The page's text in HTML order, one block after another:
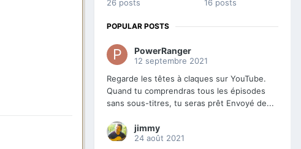
26 posts
16 posts
POPULAR POSTS
PowerRanger
12 septembre 2021
Regarde les têtes à claques sur YouTube.
Quand tu comprendras tous les épisodes
sans sous-titres, tu seras prêt Envoyé de...
jimmy
24 août 2021